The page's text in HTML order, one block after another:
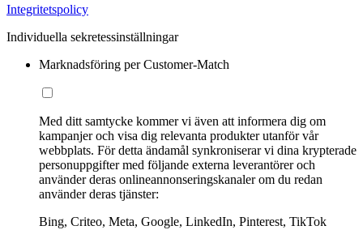
Integritetspolicy
Individuella sekretessinställningar
Marknadsföring per Customer-Match
Med ditt samtycke kommer vi även att informera dig om
kampanjer och visa dig relevanta produkter utanför vår
webbplats. För detta ändamål synkroniserar vi dina krypterade
personuppgifter med följande externa leverantörer och
använder deras onlineannonseringskanaler om du redan
använder deras tjänster:
Bing, Criteo, Meta, Google, LinkedIn, Pinterest, TikTok